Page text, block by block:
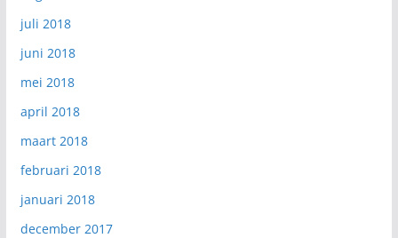
juli 2018
juni 2018
mei 2018
april 2018
maart 2018
februari 2018
januari 2018
december 2017